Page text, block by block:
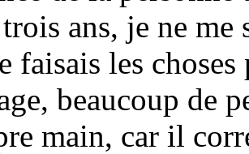
ans, je ne
faisais les
beaucoup de
main, car il